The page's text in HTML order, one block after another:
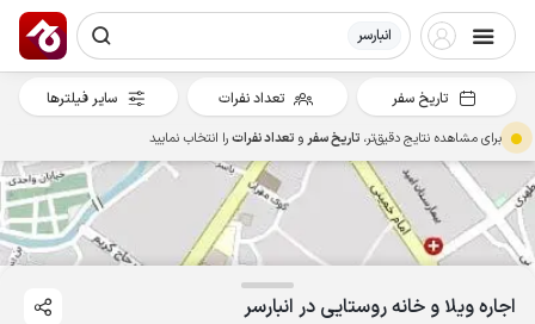
انبارسر
اجاره ویلا و خانه روستایی در انبارسر
تاریخ سفر تعداد نفرات سایر فیلترها
برای مشاهده نتایج دقیق‌تر، تاریخ سفرو تعداد نفراترا انتخاب نمایید